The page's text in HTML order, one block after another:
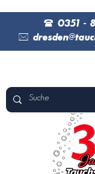
( 0351 -
*